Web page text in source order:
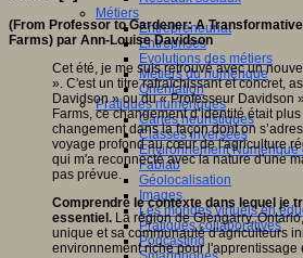
Métiers
Entrepreneuriat
Entreprises
Evolutions des métiers
Métiers du numérique
Orientation
Pratiques numériques
Cartes heuristiques
Classes inversées
Environnement Numérique
Fablab
Géolocalisation
Images
Les mondes virtuels en
Pratiques collaboratives
Podcasting
(From Professor to Gardener: A
Farms) par Ann-Louise Davidson
Cet été, je me suis retrouvé avec un
». C'est un titre rafraîchissant et concret,
Davidson » ou du « Professeur Davidson
Farms, ce changement d’identité était plus
changement dans la façon dont on
voyage profond au cœur de l'agriculture
qui m'a reconnecté avec la nature d'une
pas prévue.
Comprendre le contexte dans lequel je
essentiel. La région de Glengarry,
unique et sa communauté d'agriculteurs
environnement riche pour l'apprentissage